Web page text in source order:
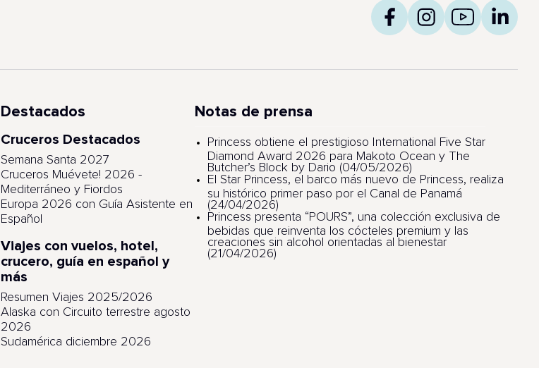
Destacados
Cruceros Destacados
Semana Santa 2027
Cruceros Muévete! 2026 -
Mediterráneo y Fiordos
Europa 2026 con Guía Asistente en
Español
Viajes con vuelos, hotel,
crucero, guía en español y
más
Resumen Viajes 2025/2026
Alaska con Circuito terrestre agosto
2026
Sudamérica diciembre 2026
Notas de prensa
Princess obtiene el prestigioso International Five Star
Diamond Award 2026 para Makoto Ocean y The
Butcher’s Block by Dario (04/05/2026)
El Star Princess, el barco más nuevo de Princess, realiza
su histórico primer paso por el Canal de Panamá
(24/04/2026)
Princess presenta “POURS”, una colección exclusiva de
bebidas que reinventa los cócteles premium y las
creaciones sin alcohol orientadas al bienestar
(21/04/2026)